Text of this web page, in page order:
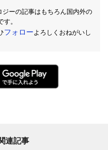
ーの記事はもちろん国内外の
。
フォローよろしくおねがいし
連記事